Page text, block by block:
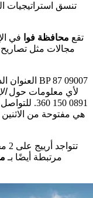
تنسق استراتيجيات
تقع محافظة فوا
مجالات مثل تصاريح البناء.
العنوان
FOIX Cedex. لأي معلومات حول
مرتبطة أيضًا بـ